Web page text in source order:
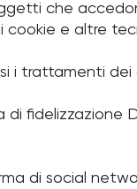
che
cookie e altre
i trattamenti
fidelizzazione
di social